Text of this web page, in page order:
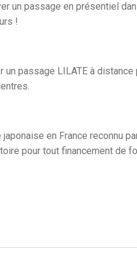
un passage en présentiel
!
passage LILATE à distance
en France reconnu
pour tout financement de